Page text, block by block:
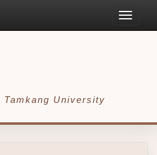
Toggle
Tamkang University